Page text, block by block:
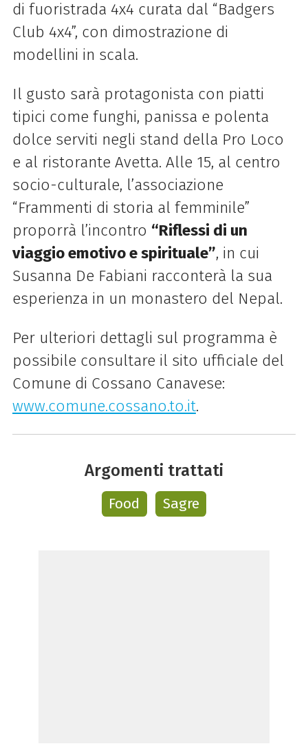
di fuoristrada 4x4 curata dal “Badgers
Club 4x4”, con dimostrazione di
modellini in scala.
Il gusto sarà protagonista con piatti
tipici come funghi, panissa e polenta
dolce serviti negli stand della Pro Loco
e al ristorante Avetta. Alle 15, al centro
socio-culturale, l’associazione
“Frammenti di storia al femminile”
proporrà l’incontro “Riflessi di un
viaggio emotivo e spirituale”, in cui
Susanna De Fabiani racconterà la sua
esperienza in un monastero del Nepal.
Per ulteriori dettagli sul programma è
possibile consultare il sito ufficiale del
Comune di Cossano Canavese:
www.comune.cossano.to.it.
Argomenti trattati
Food Sagre